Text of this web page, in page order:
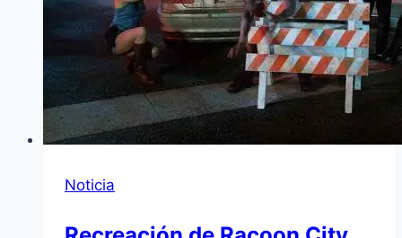
Noticia